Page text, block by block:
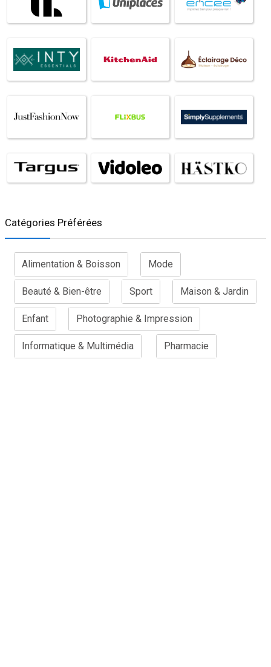
Catégories Préférées
Alimentation & Boisson Mode
Beauté & Bien-être Sport Maison & Jardin
Enfant Photographie & Impression
Informatique & Multimédia Pharmacie